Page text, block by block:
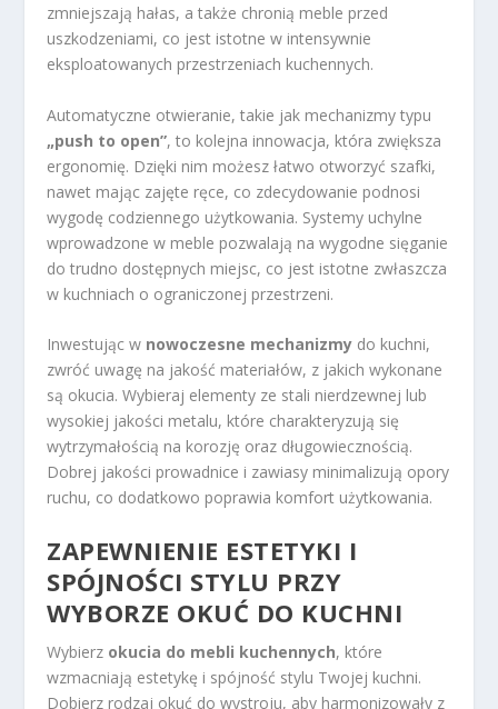
zmniejszają hałas, a także chronią meble przed
uszkodzeniami, co jest istotne w intensywnie
eksploatowanych przestrzeniach kuchennych.
Automatyczne otwieranie, takie jak mechanizmy typu
„push to open”, to kolejna innowacja, która zwiększa
ergonomię. Dzięki nim możesz łatwo otworzyć szafki,
nawet mając zajęte ręce, co zdecydowanie podnosi
wygodę codziennego użytkowania. Systemy uchylne
wprowadzone w meble pozwalają na wygodne sięganie
do trudno dostępnych miejsc, co jest istotne zwłaszcza
w kuchniach o ograniczonej przestrzeni.
Inwestując w nowoczesne mechanizmy do kuchni,
zwróć uwagę na jakość materiałów, z jakich wykonane
są okucia. Wybieraj elementy ze stali nierdzewnej lub
wysokiej jakości metalu, które charakteryzują się
wytrzymałością na korozję oraz długowiecznością.
Dobrej jakości prowadnice i zawiasy minimalizują opory
ruchu, co dodatkowo poprawia komfort użytkowania.
ZAPEWNIENIE ESTETYKI I
SPÓJNOŚCI STYLU PRZY
WYBORZE OKUĆ DO KUCHNI
Wybierz okucia do mebli kuchennych, które
wzmacniają estetykę i spójność stylu Twojej kuchni.
Dobierz rodzaj okuć do wystroju, aby harmonizowały z